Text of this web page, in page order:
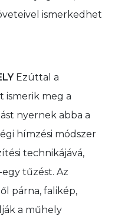
ismerkedhet
Ezúttal a
meg a
nyernek abba a
hímzési módszer
technikájává,
tűzést. Az
párna, falikép,
a műhely